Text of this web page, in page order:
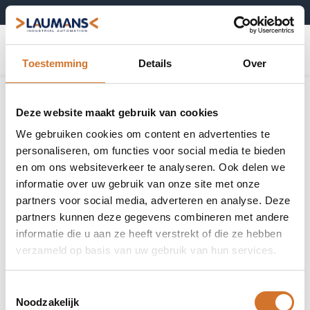
Toestemming Details Over
Deze website maakt gebruik van cookies
We gebruiken cookies om content en advertenties te
personaliseren, om functies voor social media te bieden
en om ons websiteverkeer te analyseren. Ook delen we
informatie over uw gebruik van onze site met onze
partners voor social media, adverteren en analyse. Deze
partners kunnen deze gegevens combineren met andere
informatie die u aan ze heeft verstrekt of die ze hebben
verzameld op basis van uw gebruik van hun services.
Noodzakelijk
0